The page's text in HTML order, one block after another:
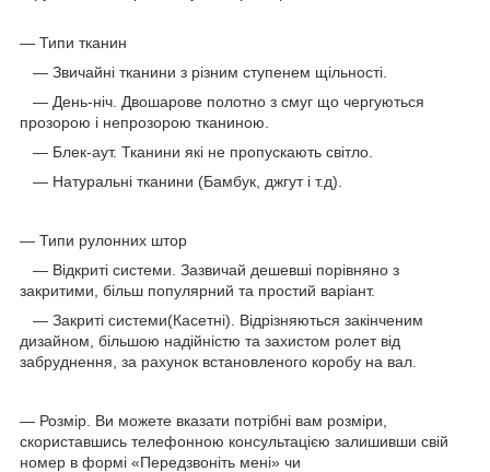
— Типи тканин
— Звичайні тканини з різним ступенем щільності.
— День-ніч. Двошарове полотно з смуг що чергуються
прозорою і непрозорою тканиною.
— Блек-аут. Тканини які не пропускають світло.
— Натуральні тканини (Бамбук, джгут і т.д).
— Типи рулонних штор
— Відкриті системи. Зазвичай дешевші порівняно з
закритими, більш популярний та простий варіант.
— Закриті системи(Касетні). Відрізняються закінченим
дизайном, більшою надійністю та захистом ролет від
забруднення, за рахунок встановленого коробу на вал.
— Розмір. Ви можете вказати потрібні вам розміри,
скориставшись телефонною консультацією залишивши свій
номер в формі «Передзвоніть мені» чи